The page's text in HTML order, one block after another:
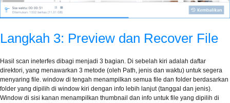
Langkah 3: Preview dan Recover File
Hasil scan ineterfes dibagi menjadi 3 bagian. Di sebelah kiri adalah daftar
direktori, yang menawarkan 3 metode (oleh Path, jenis dan waktu) untuk segera
menyaring file. window di tengah menampilkan semua file dan folder berdasarkan
folder yang dipilih di window kiri dengan info lebih lanjut (tanggal dan jenis).
Window di sisi kanan menampilkan thumbnail dan info untuk file yang dipilih di